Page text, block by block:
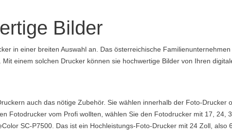
Bilder
in einer breiten Auswahl an. Das österreichische
einem solchen Drucker können sie hochwertige Bilder von Ihren
auch das nötige Zubehör. Sie wählen innerhalb der Foto-Drucker
Fotodrucker vom Profi wollten, wählen Sie den Fotodrucker mit 17, 24,
SC-P7500. Das ist ein Hochleistungs-Foto-Drucker mit 24 Zoll,